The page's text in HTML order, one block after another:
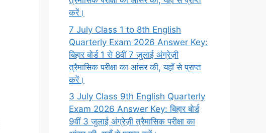
करें।
7 July Class 1 to 8th English
Quarterly Exam 2026 Answer Key:
बिहार बोर्ड 1 से 8वीं 7 जुलाई अंग्रेज़ी
त्रैमासिक परीक्षा का आंसर की, यहाँ से प्राप्त
करें।
3 July Class 9th English Quarterly
Exam 2026 Answer Key: बिहार बोर्ड
9वीं 3 जुलाई अंग्रेज़ी त्रैमासिक परीक्षा का